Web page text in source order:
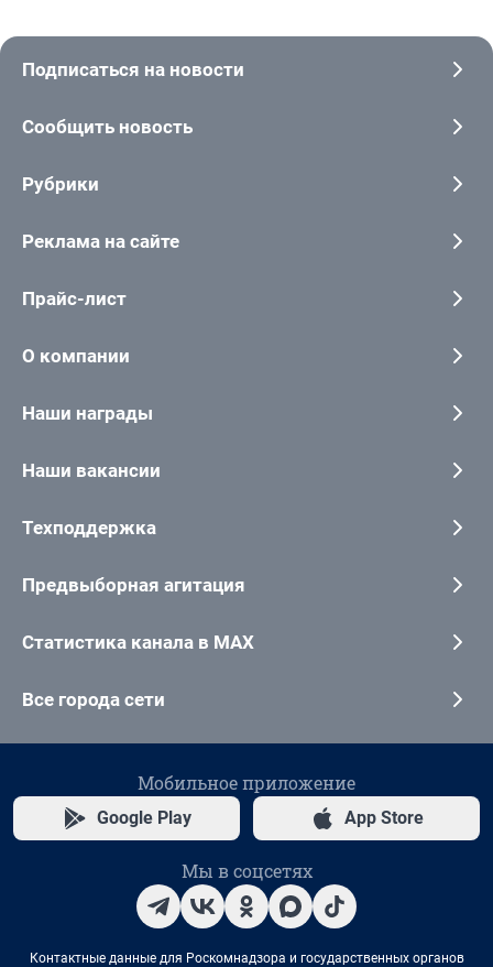
Подписаться на новости
Сообщить новость
Рубрики
Реклама на сайте
Прайс-лист
О компании
Наши награды
Наши вакансии
Техподдержка
Предвыборная агитация
Статистика канала в MAX
Все города сети
Мобильное приложение
Google Play App Store
Мы в соцсетях
Контактные данные для Роскомнадзора и государственных органов